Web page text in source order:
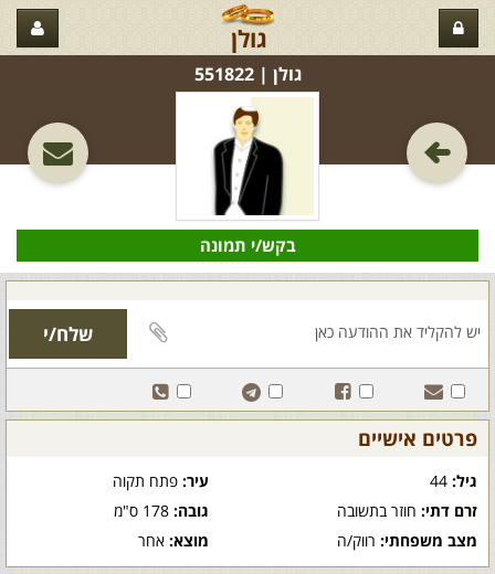
גולן
גולן‏ | 551822
בקש/י תמונה
פרטים אישיים
גיל: עיר:פתח תקוה
זרם דתי: חוזר בתשובה גובה:178 ס"מ
מצב משפחתי: רווק/ה מוצא:אחר